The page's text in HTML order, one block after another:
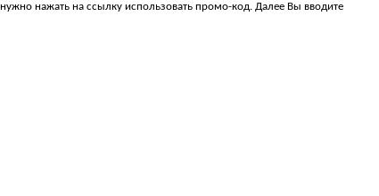
нажать на ссылку использовать промо-код. Далее Вы вводите